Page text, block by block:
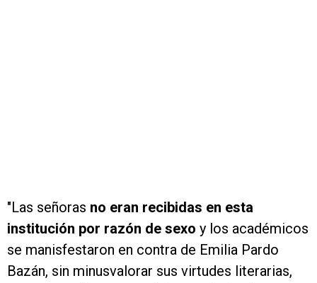
"Las señoras no eran recibidas en esta
institución por razón de sexo y los académicos
se manisfestaron en contra de Emilia Pardo
Bazán, sin minusvalorar sus virtudes literarias,